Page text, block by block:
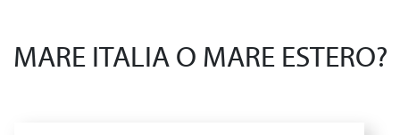
MARE ITALIA O MARE ESTERO?